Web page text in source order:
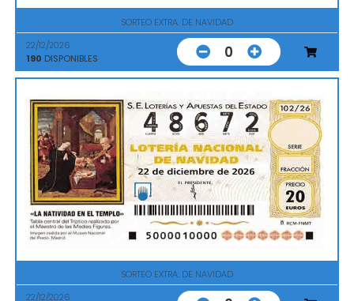
SORTEO EXTRA. DE NAVIDAD
22/12/2026
190 DISPONIBLES 0
SORTEO EXTRA. DE NAVIDAD
22/12/2026